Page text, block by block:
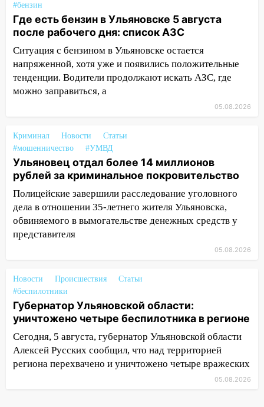
15:59
миллионов рублей за криминальное
покровительство
15:32 На «кольце» кроссовер сбил 18-
летнего мопедиста
15:00
В Ульяновске после тройного ДТП
госпитализировали 25-летнего байкера
надвигается жара
14:08 Пешеход переходил по «зебре»:
подробности серьезной аварии на
13:30 В Димитровграде на улице
Трудовой горело здание
13:00
12:37
Переезжал «зебру» на
велосипеде и попал под колеса
12:18 Вспыхнул изнутри: в
Железнодорожном районе горела дача
11:33 В Засвияжье под колёса авто
попал мужчина
В Радищевском районе сгорели
#бензин
Где есть бензин в Ульяновске 5 августа
после рабочего дня: список АЗС
Ситуация с бензином в Ульяновске остается
напряженной, хотя уже и появились положительные
тенденции. Водители продолжают искать АЗС, где
можно заправиться, а
05.08.2026
Криминал Новости
Статьи
#мошенничество
#УМВД
Ульяновец отдал более 14 миллионов
рублей за криминальное покровительство
Полицейские завершили расследование уголовного
дела в отношении 35-летнего жителя Ульяновска,
обвиняемого в вымогательстве денежных средств у
представителя
05.08.2026
Новости Происшествия
Статьи
#беспилотники
Губернатор Ульяновской области:
уничтожено четыре беспилотника в регионе
Сегодня, 5 августа, губернатор Ульяновской области
Алексей Русских сообщил, что над территорией
региона перехвачено и уничтожено четыре вражеских
05.08.2026